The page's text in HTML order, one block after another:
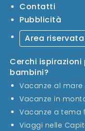
Contatti
Pubblicità
Area riservata
Cerchi ispirazioni
bambini?
Vacanze al mare
Vacanze in
Vacanze a tema
Viaggi nelle